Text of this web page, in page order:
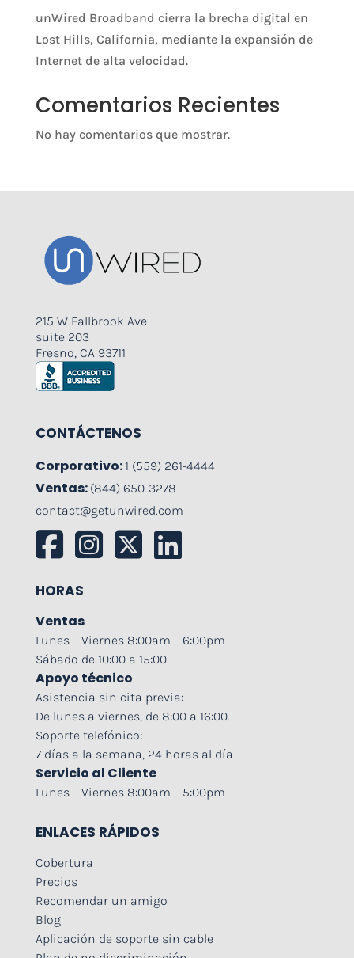
unWired Broadband cierra la brecha digital en
Lost Hills, California, mediante la expansión de
Internet de alta velocidad.
Comentarios Recientes
No hay comentarios que mostrar.
215 W Fallbrook Ave
suite 203
Fresno, CA 93711
CONTÁCTENOS
Corporativo:1 (559) 261-4444
Ventas: (844) 650-3278
contact@getunwired.com
HORAS
Ventas
Lunes – Viernes 8:00am – 6:00pm
Sábado de 10:00 a 15:00.
Apoyo técnico
Asistencia sin cita previa:
De lunes a viernes, de 8:00 a 16:00.
Soporte telefónico:
7 días a la semana, 24 horas al día
Servicio al Cliente
Lunes – Viernes 8:00am – 5:00pm
ENLACES RÁPIDOS
Cobertura
Precios
Recomendar un amigo
Blog
Aplicación de soporte sin cable